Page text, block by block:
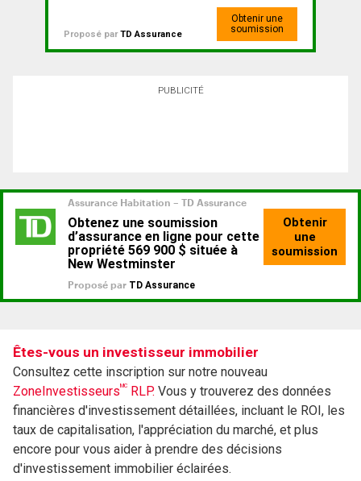
Proposé parTD Assurance
Obtenir une
soumission
PUBLICITÉ
Êtes-vous un investisseur immobilier
Consultez cette inscription sur notre nouveau
ZoneInvestisseursMC RLP. Vous y trouverez des données
financières d'investissement détaillées, incluant le ROI, les
taux de capitalisation, l'appréciation du marché, et plus
encore pour vous aider à prendre des décisions
d'investissement immobilier éclairées.